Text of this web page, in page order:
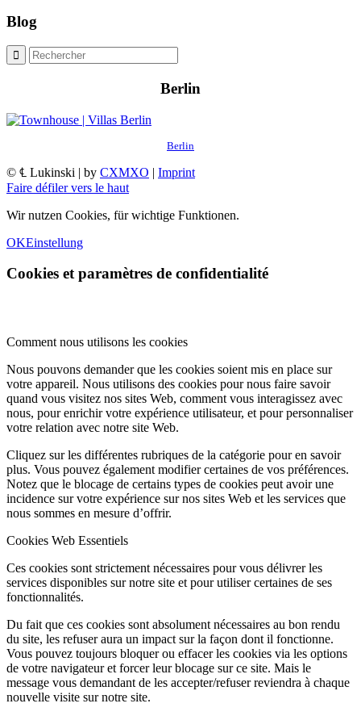
Blog
Berlin
Berlin
© ℄ Lukinski | by CXMXO | Imprint
Faire défiler vers le haut
Wir nutzen Cookies, für wichtige Funktionen.
OKEinstellung
Cookies et paramètres de confidentialité
Comment nous utilisons les cookies
Nous pouvons demander que les cookies soient mis en place sur
votre appareil. Nous utilisons des cookies pour nous faire savoir
quand vous visitez nos sites Web, comment vous interagissez avec
nous, pour enrichir votre expérience utilisateur, et pour personnaliser
votre relation avec notre site Web.
Cliquez sur les différentes rubriques de la catégorie pour en savoir
plus. Vous pouvez également modifier certaines de vos préférences.
Notez que le blocage de certains types de cookies peut avoir une
incidence sur votre expérience sur nos sites Web et les services que
nous sommes en mesure d’offrir.
Cookies Web Essentiels
Ces cookies sont strictement nécessaires pour vous délivrer les
services disponibles sur notre site et pour utiliser certaines de ses
fonctionnalités.
Du fait que ces cookies sont absolument nécessaires au bon rendu
du site, les refuser aura un impact sur la façon dont il fonctionne.
Vous pouvez toujours bloquer ou effacer les cookies via les options
de votre navigateur et forcer leur blocage sur ce site. Mais le
message vous demandant de les accepter/refuser reviendra à chaque
nouvelle visite sur notre site.